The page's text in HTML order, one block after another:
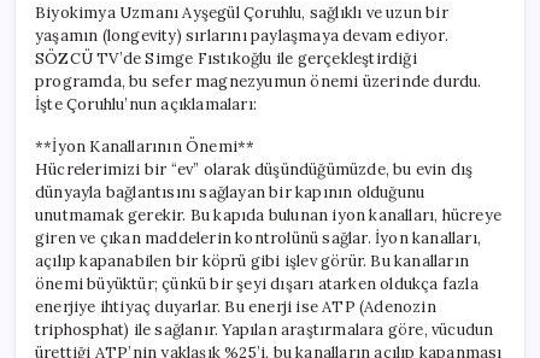
Potasyumun
Gücü
için
Biyokimya Uzmanı Ayşegül Çoruhlu, sağlıklı ve uzun bir
yaşamın (longevity) sırlarını paylaşmaya devam ediyor.
SÖZCÜ TV’de Simge Fıstıkoğlu ile gerçekleştirdiği
programda, bu sefer magnezyumun önemi üzerinde durdu.
İşte Çoruhlu’nun açıklamaları:
**İyon Kanallarının Önemi**
Hücrelerimizi bir “ev” olarak düşündüğümüzde, bu evin dış
dünyayla bağlantısını sağlayan bir kapının olduğunu
unutmamak gerekir. Bu kapıda bulunan iyon kanalları, hücreye
giren ve çıkan maddelerin kontrolünü sağlar. İyon kanalları,
açılıp kapanabilen bir köprü gibi işlev görür. Bu kanalların
önemi büyüktür; çünkü bir şeyi dışarı atarken oldukça fazla
enerjiye ihtiyaç duyarlar. Bu enerji ise ATP (Adenozin
triphosphat) ile sağlanır. Yapılan araştırmalara göre, vücudun
ürettiği ATP’nin yaklaşık %25’i, bu kanalların açılıp kapanması